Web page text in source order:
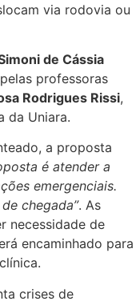
via rodovia ou
de Cássia
professoras
Rodrigues Rissi,
da Uniara.
a proposta
é atender a
emergenciais.
chegada”. As
necessidade de
encaminhado para
crises de